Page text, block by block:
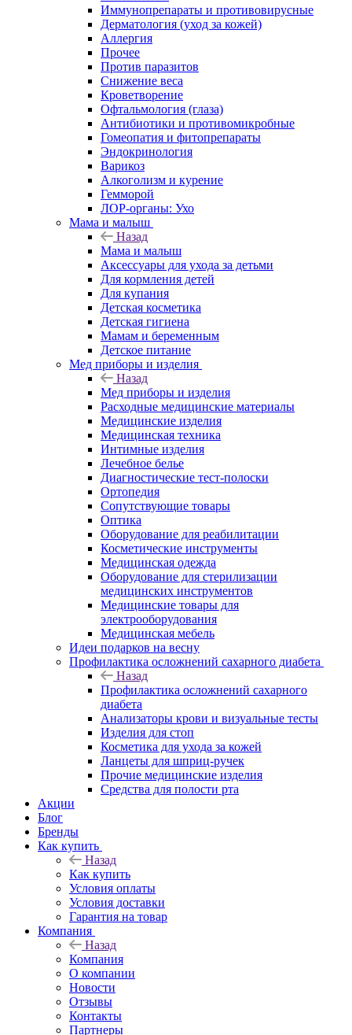
Иммунопрепараты и противовирусные
Дерматология (уход за кожей)
Аллергия
Прочее
Против паразитов
Снижение веса
Кроветворение
Офтальмология (глаза)
Антибиотики и противомикробные
Гомеопатия и фитопрепараты
Эндокринология
Варикоз
Алкоголизм и курение
Гемморой
ЛОР-органы: Ухо
Мама и малыш
Назад
Мама и малыш
Аксессуары для ухода за детьми
Для кормления детей
Для купания
Детская косметика
Детская гигиена
Мамам и беременным
Детское питание
Мед приборы и изделия
Назад
Мед приборы и изделия
Расходные медицинские материалы
Медицинские изделия
Медицинская техника
Интимные изделия
Лечебное белье
Диагностические тест-полоски
Ортопедия
Сопутствующие товары
Оптика
Оборудование для реабилитации
Косметические инструменты
Медицинская одежда
Оборудование для стерилизации
медицинских инструментов
Медицинские товары для
электрооборудования
Медицинская мебель
Идеи подарков на весну
Профилактика осложнений сахарного диабета
Назад
Профилактика осложнений сахарного
диабета
Анализаторы крови и визуальные тесты
Изделия для стоп
Косметика для ухода за кожей
Ланцеты для шприц-ручек
Прочие медицинские изделия
Средства для полости рта
Акции
Блог
Бренды
Как купить
Назад
Как купить
Условия оплаты
Условия доставки
Гарантия на товар
Компания
Назад
Компания
О компании
Новости
Отзывы
Контакты
Партнеры